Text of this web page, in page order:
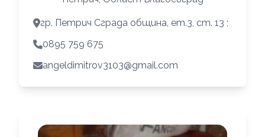
гр. Петрич Сграда община, ет.3, ст. 13 ;
0895 759 675
angeldimitrov3103@gmail.com